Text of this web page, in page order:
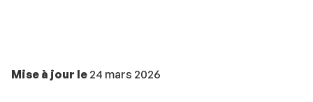
Mise à jour le 24 mars 2026